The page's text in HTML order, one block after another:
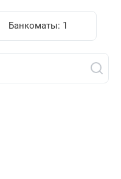
Банкоматы: 1